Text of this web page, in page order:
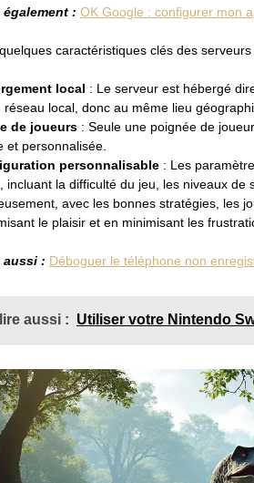
également : OK Google : configurer mon
caractéristiques clés des
local : Le serveur est hébergé
réseau local, donc au même lieu
de joueurs : Seule une poignée de
et personnalisée.
personnalisable : Les
incluant la difficulté du jeu, les niveaux de
avec les bonnes stratégies, les
le plaisir et en minimisant les
aussi : Déboguer le téléphone non
aussi : Utiliser votre Nintendo